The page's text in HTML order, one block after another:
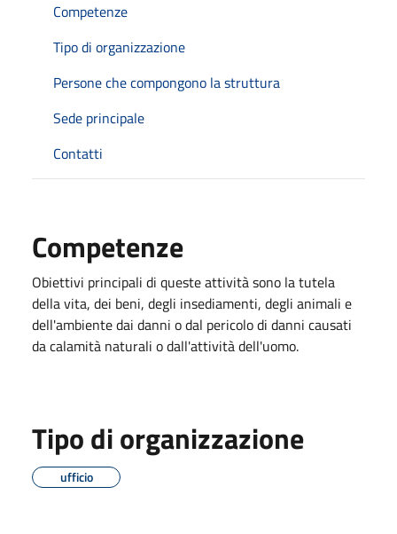
Competenze
Tipo di organizzazione
Persone che compongono la struttura
Sede principale
Contatti
Competenze
Obiettivi principali di queste attività sono la tutela
della vita, dei beni, degli insediamenti, degli animali e
dell'ambiente dai danni o dal pericolo di danni causati
da calamità naturali o dall'attività dell'uomo.
Tipo di organizzazione
ufficio